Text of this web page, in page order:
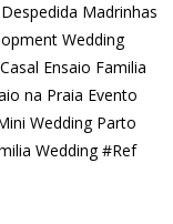
Despedida Madrinhas
Wedding
Ensaio Familia
na Praia Evento
Wedding Parto
Wedding #Ref